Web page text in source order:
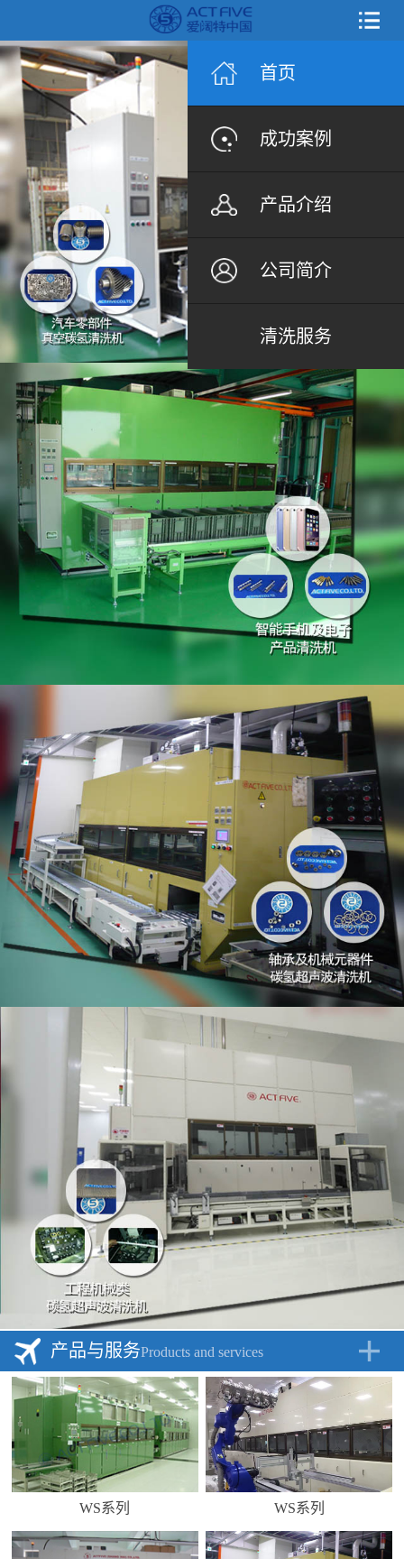
首页
成功案例
产品介绍
公司简介
清洗服务
产品与服务Products and services
WS系列 WS系列